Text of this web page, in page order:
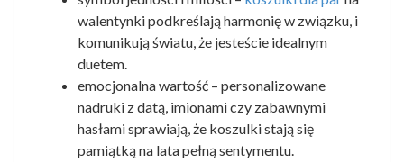
walentynki podkreślają harmonię w związku, i
komunikują światu, że jesteście idealnym
duetem.
emocjonalna wartość – personalizowane
nadruki z datą, imionami czy zabawnymi
hasłami sprawiają, że koszulki stają się
pamiątką na lata pełną sentymentu.